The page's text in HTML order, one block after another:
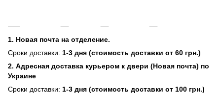
1. Новая почта на отделение.
Сроки доставки: 1-3 дня (стоимость доставки от 60 грн.)
2. Адресная доставка курьером к двери (Новая почта) по
Украине
Сроки доставки: 1-3 дня (стоимость доставки от 100 грн.)